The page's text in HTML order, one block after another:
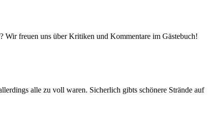
Wir freuen uns über Kritiken und Kommentare im Gästebuch!
alle zu voll waren. Sicherlich gibts schönere Strände auf